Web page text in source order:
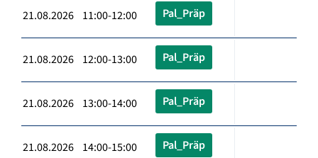
21.08.2026 11:00-12:00 Pal_Präp
21.08.2026 12:00-13:00 Pal_Präp
21.08.2026 13:00-14:00 Pal_Präp
21.08.2026 14:00-15:00 Pal_Präp